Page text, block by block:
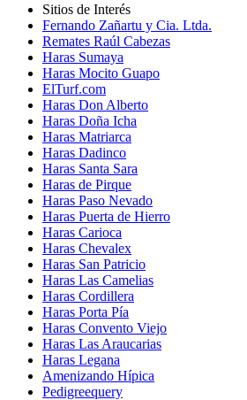
Sitios de Interés
Fernando Zañartu y Cia. Ltda.
Remates Raúl Cabezas
Haras Sumaya
Haras Mocito Guapo
ElTurf.com
Haras Don Alberto
Haras Doña Icha
Haras Matriarca
Haras Dadinco
Haras Santa Sara
Haras de Pirque
Haras Paso Nevado
Haras Puerta de Hierro
Haras Carioca
Haras Chevalex
Haras San Patricio
Haras Las Camelias
Haras Cordillera
Haras Porta Pía
Haras Convento Viejo
Haras Las Araucarias
Haras Legana
Amenizando Hípica
Pedigreequery